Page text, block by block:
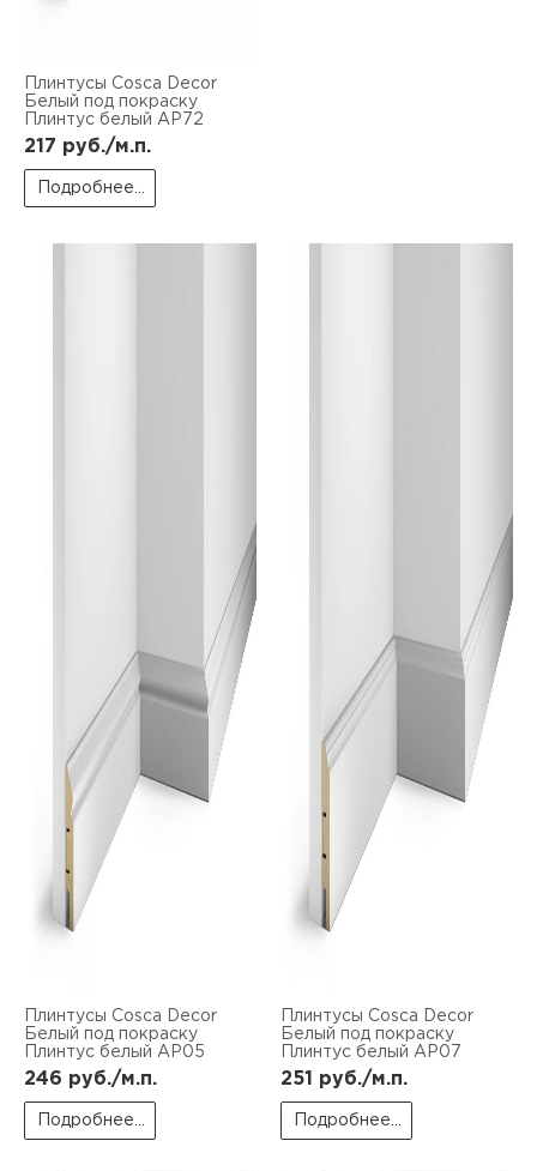
Плинтусы Cosca Decor
Белый под покраску
Плинтус белый AP72
217 руб./м.п.
Подробнее...
Плинтусы Cosca Decor
Белый под покраску
Плинтус белый AP05
246 руб./м.п.
Подробнее...
Плинтусы Cosca Decor
Белый под покраску
Плинтус белый AP07
251 руб./м.п.
Подробнее...